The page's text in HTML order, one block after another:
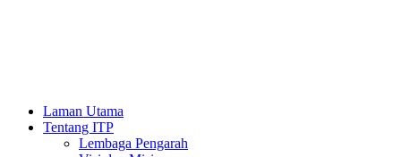
Laman Utama
Tentang ITP
Lembaga Pengarah